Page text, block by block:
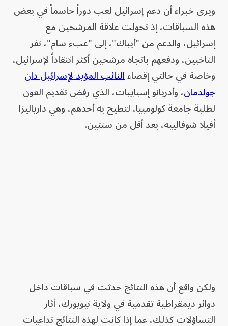
ويرى خبراء أن دعم إسرائيل لعب دوراً حاسماً في بعض
هذه السباقات، إذ تحولت علاقة المرشحين مع
إسرائيل، والدعم من "أيباك"، إلى "عبء سام"، نفر
الناخبين، ودفعهم باتجاه مرشحين أكثر انتقاداً لإسرائيل،
وخاصة في حالتي إقصاءالنائب المؤيد لإسرائيل دان
جولدمان، وأدريانو إسباييات، الذي رفض تقديم العون
لطلبة جامعة كولومبيا، لتطيح به أحدهم، وهي دارياليزا
أفيلا شوفالييه، بعد أقل من سنتين.
ولكن واقع أن هذه النتائج حدثت في سباقات داخل
دوائر ديمقراطية تقدمية في ولاية نيويورك، أثار
التساؤلات كذلك، عما إذا كانت لهذه النتائج تداعيات